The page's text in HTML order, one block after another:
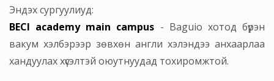
Эндэх сургуулиуд:
BECI academy main campus - Baguio хотод бүрэн
вакум хэлбэрээр зөвхөн англи хэлэндээ анхаарлаа
хандуулах хүсэлтэй оюутнуудад тохиромжтой.